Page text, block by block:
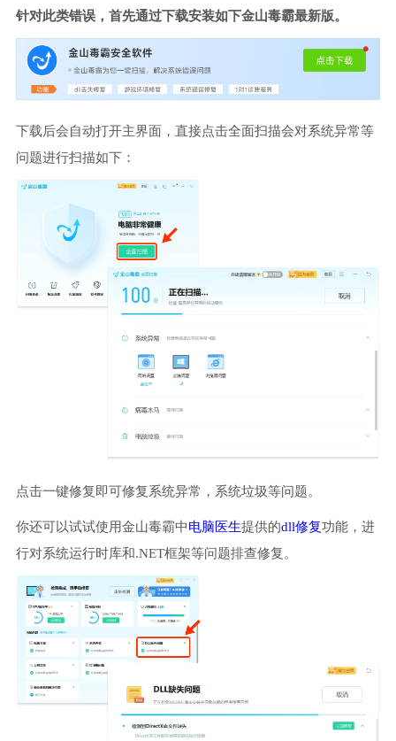
针对此类错误，首先通过下载安装如下金山毒霸最新版。
下载后会自动打开主界面，直接点击全面扫描会对系统异常等
问题进行扫描如下：
点击一键修复即可修复系统异常，系统垃圾等问题。
你还可以试试使用金山毒霸中电脑医生提供的dll修复功能，进
行对系统运行时库和.NET框架等问题排查修复。